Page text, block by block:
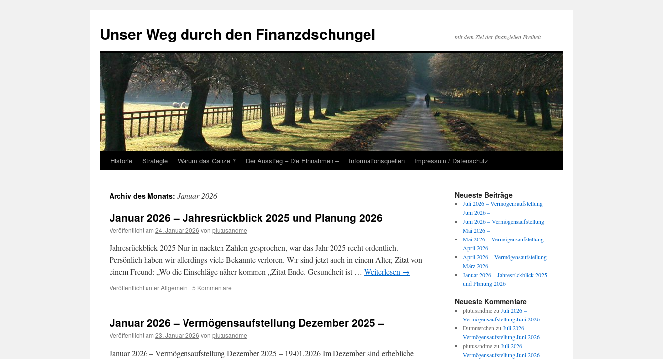
springen
Unser Weg durch den Finanzdschungel mit dem Ziel der finanziellen Freiheit
Historie Strategie Warum das Ganze ? Der Ausstieg – Die Einnahmen – Informationsquellen Impressum / Datenschutz
Archiv des Monats: Januar 2026
Januar 2026 – Jahresrückblick 2025 und Planung 2026
Veröffentlicht am 24. Januar 2026 von plutusandme
Jahresrückblick 2025 Nur in nackten Zahlen gesprochen, war das Jahr 2025 recht ordentlich.
Persönlich haben wir allerdings viele Bekannte verloren. Wir sind jetzt auch in einem Alter, Zitat von
einem Freund: „Wo die Einschläge näher kommen „Zitat Ende. Gesundheit ist … Weiterlesen →
Veröffentlicht unterAllgemein | 5 Kommentare
Januar 2026 – Vermögensaufstellung Dezember 2025 –
Veröffentlicht am 23. Januar 2026 von plutusandme
Januar 2026 – Vermögensaufstellung Dezember 2025 – 19-01.2026 Im Dezember sind erhebliche
Neueste Beiträge
Juli 2026 – Vermögensaufstellung
Juni 2026 –
Juni 2026 – Vermögensaufstellung
Mai 2026 –
Mai 2026 – Vermögensaufstellung
April 2026 –
April 2026 – Vermögensaufstellung
März 2026
Januar 2026 – Jahresrückblick 2025
und Planung 2026
Neueste Kommentare
plutusandmezu Juli 2026 –
Vermögensaufstellung Juni 2026 –
Dummerchen zu Juli 2026 –
Vermögensaufstellung Juni 2026 –
plutusandmezu Juli 2026 –
Vermögensaufstellung Juni 2026 –